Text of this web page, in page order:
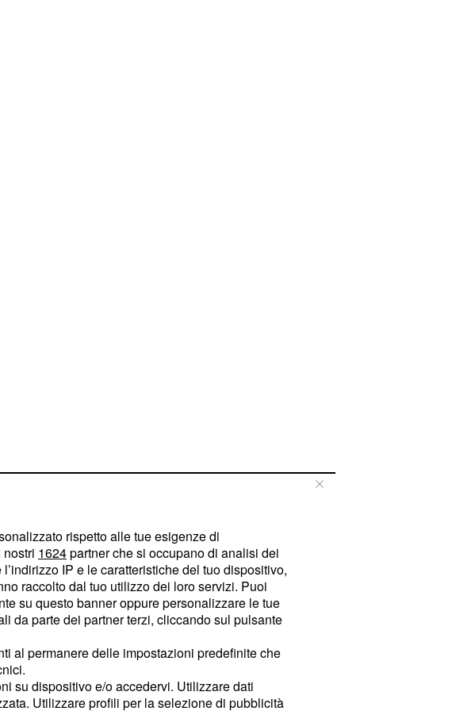
rispetto alle tue esigenze di
1624partner che si occupano di analisi dei
IP e le caratteristiche del tuo dispositivo,
raccolto dal tuo utilizzo dei loro servizi. Puoi
su questo banner oppure personalizzare le tue
da parte dei partner terzi, cliccando sul pulsante
al permanere delle impostazioni predefinite che
su dispositivo e/o accedervi. Utilizzare dati
Utilizzare profili per la selezione di pubblicità